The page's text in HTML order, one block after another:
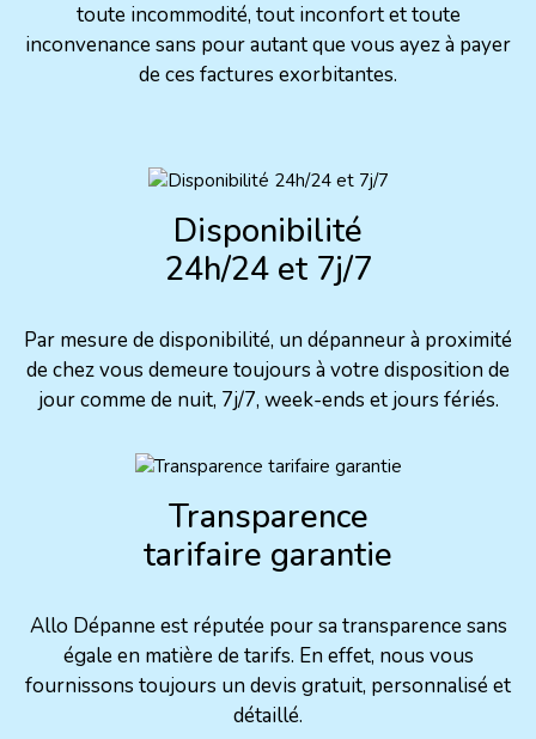
toute incommodité, tout inconfort et toute
inconvenance sans pour autant que vous ayez à payer
de ces factures exorbitantes.
Disponibilité
24h/24 et 7j/7
Par mesure de disponibilité, un dépanneur à proximité
de chez vous demeure toujours à votre disposition de
jour comme de nuit, 7j/7, week-ends et jours fériés.
Transparence
tarifaire garantie
Allo Dépanne est réputée pour sa transparence sans
égale en matière de tarifs. En effet, nous vous
fournissons toujours un devis gratuit, personnalisé et
détaillé.